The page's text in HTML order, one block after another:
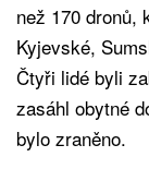
než 170 dronů,
Kyjevské,
Čtyři lidé byli
zasáhl obytné
bylo zraněno.